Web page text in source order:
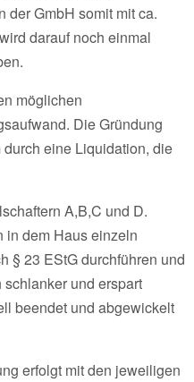
der GmbH somit mit ca.
darauf noch einmal
möglichen
Die Gründung
eine Liquidation, die
A,B,C und D.
in dem Haus einzeln
§ 23 EStG durchführen und
und erspart
beendet und abgewickelt
erfolgt mit den jeweiligen